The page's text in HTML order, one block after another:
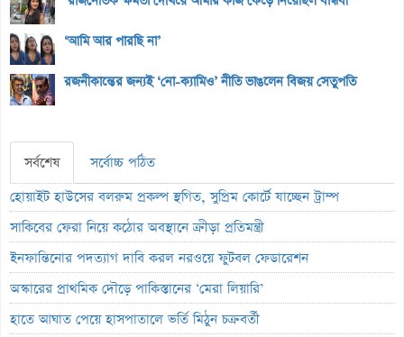
‘আমি আর পারছি না’
রজনীকান্তের জন্যই ‘নো-ক্যামিও’ নীতি ভাঙলেন বিজয় সেতুপতি
সর্বশেষ
সর্বোচ্চ পঠিত
হোয়াইট হাউসের বলরুম প্রকল্প স্থগিত, সুপ্রিম কোর্টে যাচ্ছেন ট্রাম্প
সাকিবের ফেরা নিয়ে কঠোর অবস্থানে ক্রীড়া প্রতিমন্ত্রী
ইনফান্তিনোর পদত্যাগ দাবি করল নরওয়ে ফুটবল ফেডারেশন
অস্কারের প্রাথমিক দৌড়ে পাকিস্তানের ‘মেরা লিয়ারি’
হাতে আঘাত পেয়ে হাসপাতালে ভর্তি মিঠুন চক্রবর্তী